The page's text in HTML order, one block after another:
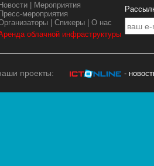
Новости
Мероприятия
Пресс-мероприятия
|Спикеры |О нас
облачной инфраструктуры
проекты: -